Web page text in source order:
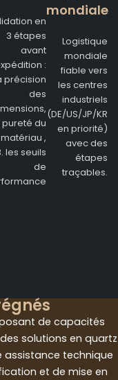
en
3 étapes
avant
:
précision
des
pureté du
matériau ,
les seuils
de
mondiale
Logistique
mondiale
fiable vers
les centres
industriels
(DE/US/JP/KR
en priorité)
avec des
étapes
traçables.
de capacités
solutions en quartz
assistance technique
et de mise en